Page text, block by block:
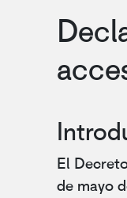
El
de mayo